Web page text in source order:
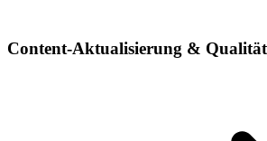
Content-Aktualisierung &